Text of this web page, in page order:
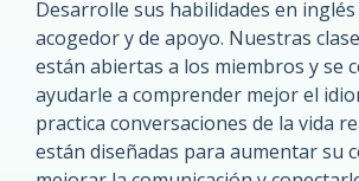
Desarrolle sus habilidades en
acogedor y de apoyo. Nuestras
están abiertas a los miembros y se
ayudarle a comprender mejor el
practica conversaciones de la vida
están diseñadas para aumentar su